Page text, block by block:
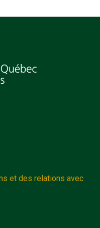
et des relations avec